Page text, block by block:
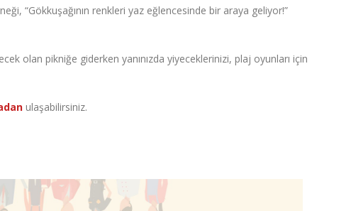
“Gökkuşağının renkleri yaz eğlencesinde bir araya geliyor!”
olan pikniğe giderken yanınızda yiyeceklerinizi, plaj oyunları için
ulaşabilirsiniz.